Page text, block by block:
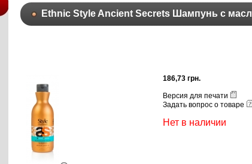
Ethnic Style Ancient Secrets Шампунь с
186,73 грн.
Версия для печати
Задать вопрос о товаре
Нет в наличии